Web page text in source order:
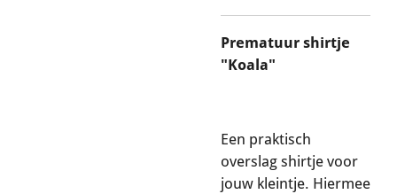
Prematuur shirtje
"Koala"
Een praktisch
overslag shirtje voor
jouw kleintje. Hiermee